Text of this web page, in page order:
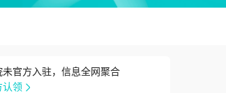
未官方入驻，信息全网聚合
认领